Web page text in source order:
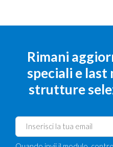
Rimani
speciali e
strutture